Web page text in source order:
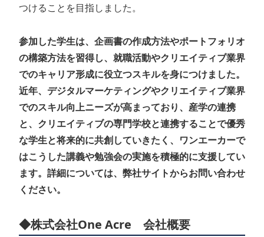
つけることを目指しました。
参加した学生は、企画書の作成方法やポートフォリオ
の構築方法を習得し、就職活動やクリエイティブ業界
でのキャリア形成に役立つスキルを身につけました。
近年、デジタルマーケティングやクリエイティブ業界
でのスキル向上ニーズが高まっており、産学の連携
と、クリエイティブの専門学校と連携することで優秀
な学生と将来的に共創していきたく、ワンエーカーで
はこうした講義や勉強会の実施を積極的に支援してい
ます。詳細については、弊社サイトからお問い合わせ
ください。
◆株式会社One Acre 会社概要